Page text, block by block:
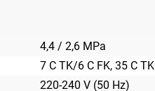
4,4 / 2,6 MPa
7 C TK/6 C FK, 35 C TK
220-240 V (50 Hz)